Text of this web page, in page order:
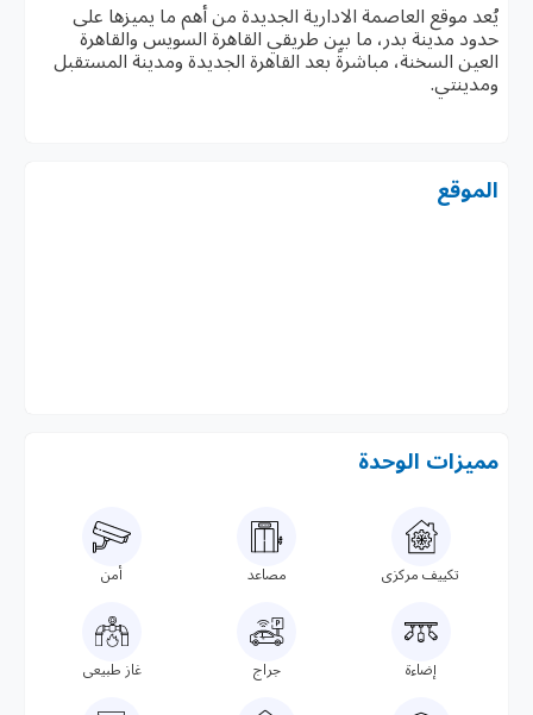
يُعد موقع العاصمة الادارية الجديدة من أهم ما يميزها على
حدود مدينة بدر، ما بين طريقي القاهرة السويس والقاهرة
العين السخنة، مباشرةً بعد القاهرة الجديدة ومدينة المستقبل
ومدينتي.
الموقع
مميزات الوحدة
تكييف مركزى مصاعد أمن
إضاءة جراج غاز طبيعى